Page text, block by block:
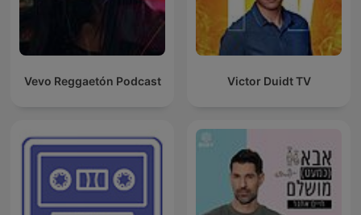
Vevo Reggaetón Podcast Victor Duidt TV